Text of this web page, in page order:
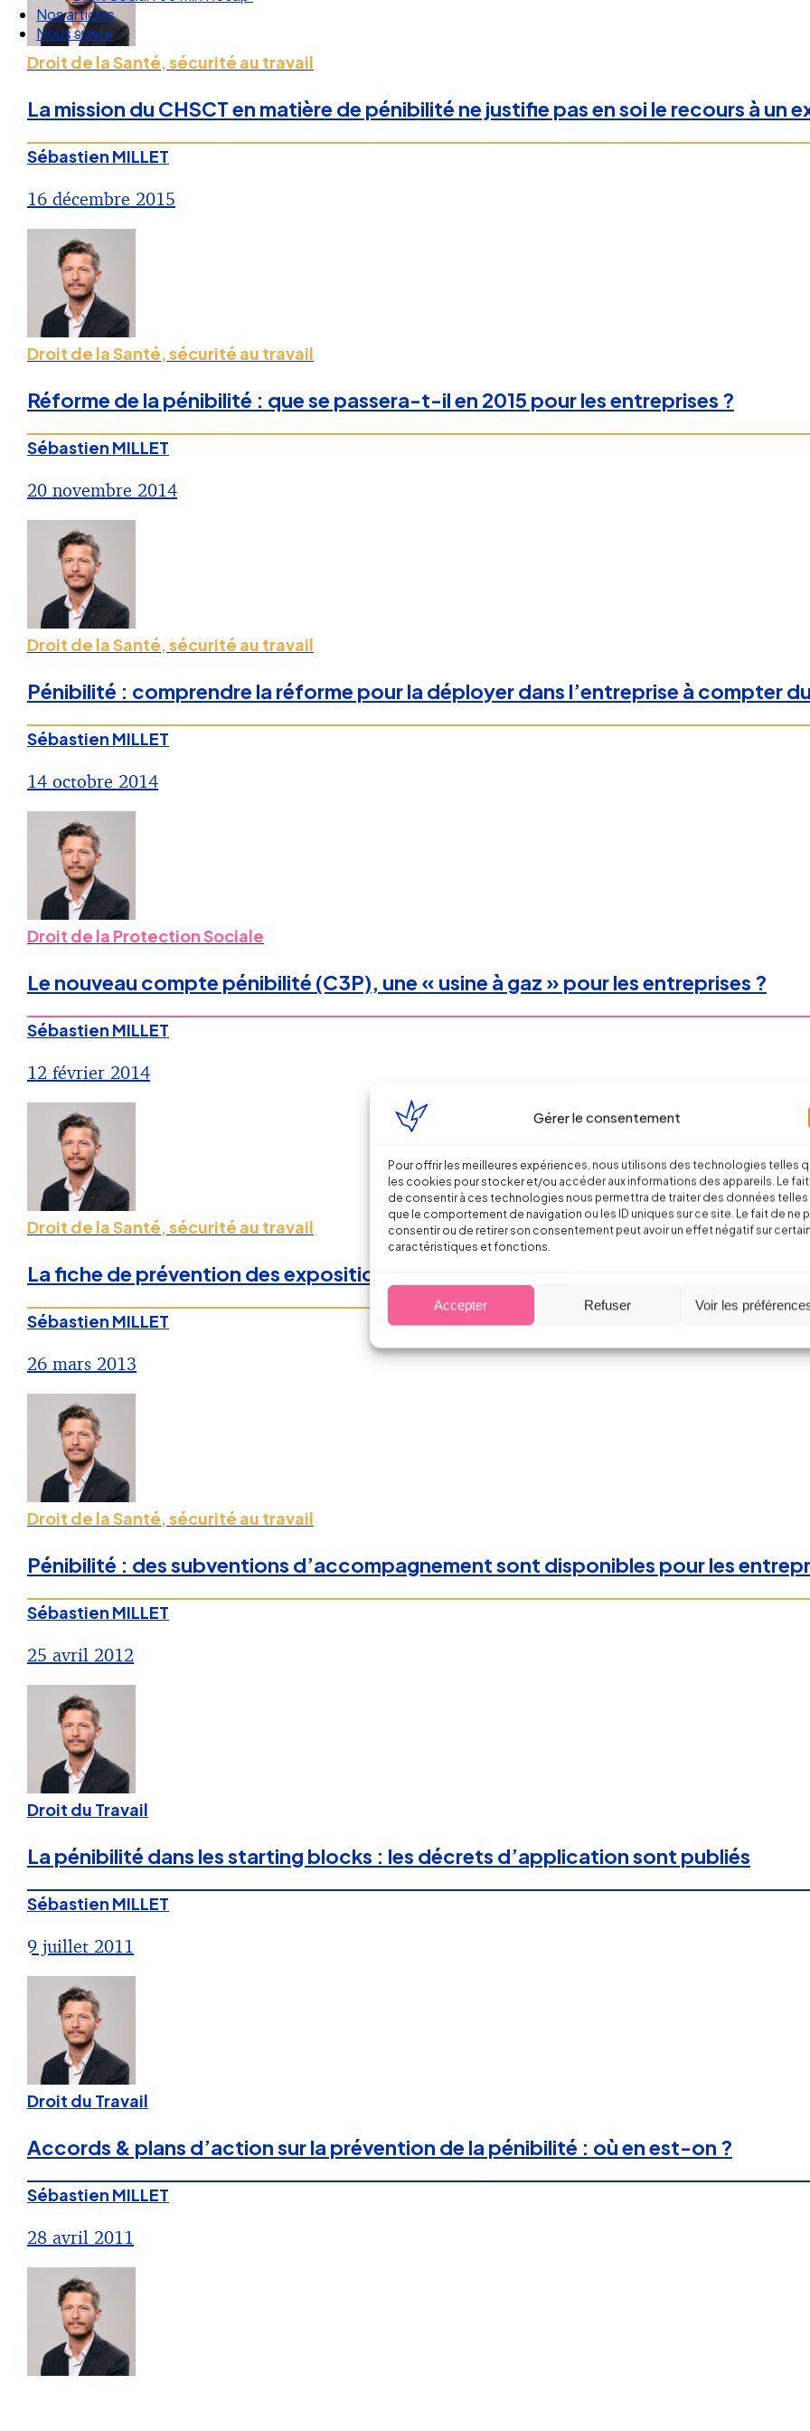
Gérer le consentement
Pour offrir les meilleures expériences, nous utilisons des technologies telles
les cookies pour stocker et/ou accéder aux informations des appareils. Le fait
de consentir à ces technologies nous permettra de traiter des données telles
que le comportement de navigation ou les ID uniques sur ce site. Le fait de ne
consentir ou de retirer son consentement peut avoir un effet négatif sur
caractéristiques et fonctions.
Accepter Refuser Voir les
Nos articles
Nous suivre
Droit de la Santé, sécurité au travail
La mission du CHSCT en matière de pénibilité ne justifie pas en soi le recours à un
Sébastien MILLET
16 décembre 2015
Droit de la Santé, sécurité au travail
Réforme de la pénibilité : que se passera-t-il en 2015 pour les entreprises ?
Sébastien MILLET
20 novembre 2014
Droit de la Santé, sécurité au travail
Pénibilité : comprendre la réforme pour la déployer dans l’entreprise à compter du
Sébastien MILLET
14 octobre 2014
Droit de la Protection Sociale
Le nouveau compte pénibilité (C3P), une « usine à gaz » pour les entreprises ?
Sébastien MILLET
12 février 2014
Droit de la Santé, sécurité au travail
La fiche de prévention des expositions, un document sensible
Sébastien MILLET
26 mars 2013
Droit de la Santé, sécurité au travail
Pénibilité : des subventions d’accompagnement sont disponibles pour les
Sébastien MILLET
25 avril 2012
Droit du Travail
La pénibilité dans les starting blocks : les décrets d’application sont publiés
Sébastien MILLET
9 juillet 2011
Droit du Travail
Accords & plans d’action sur la prévention de la pénibilité : où en est-on ?
Sébastien MILLET
28 avril 2011